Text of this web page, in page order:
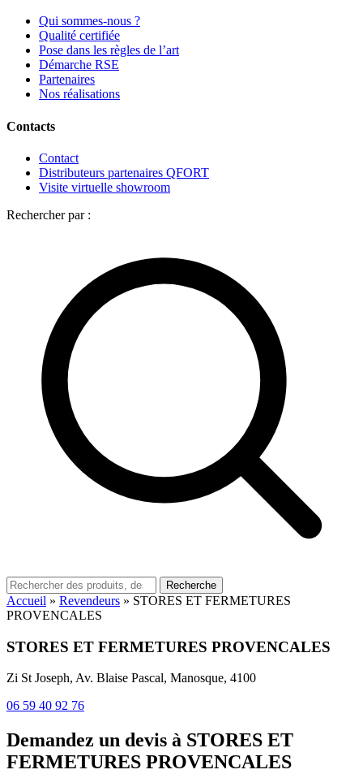
Qui sommes-nous ?
Qualité certifiée
Pose dans les règles de l’art
Démarche RSE
Partenaires
Nos réalisations
Contacts
Contact
Distributeurs partenaires QFORT
Visite virtuelle showroom
Rechercher par :
Recherche
Accueil » Revendeurs » STORES ET FERMETURES
PROVENCALES
STORES ET FERMETURES PROVENCALES
Zi St Joseph, Av. Blaise Pascal, Manosque, 4100
06 59 40 92 76
Demandez un devis à STORES ET
FERMETURES PROVENCALES